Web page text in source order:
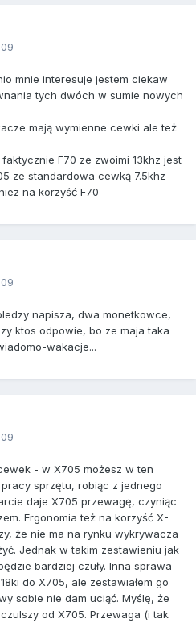
mnie interesuje jestem ciekaw
tych dwóch w sumie nowych
mają wymienne cewki ale też
F70 ze zwoimi 13khz jest
ze standardowa cewką 7.5khz
na korzyść F70
napisza, dwa monetkowce,
ktos odpowie, bo ze maja taka
wakacje...
- w X705 możesz w ten
sprzętu, robiąc z jednego
daje X705 przewagę, czyniąc
Ergonomia też na korzyść X-
że nie ma na rynku wykrywacza
Jednak w takim zestawieniu jak
bardziej czuły. Inna sprawa
do X705, ale zestawiałem go
sobie nie dam uciąć. Myślę, że
od X705. Przewaga (i tak